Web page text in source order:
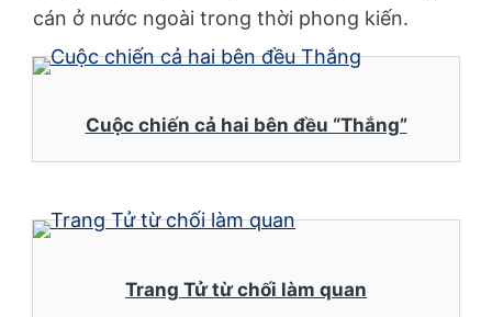
cán ở nước ngoài trong thời phong kiến.
Cuộc chiến cả hai bên đều “Thắng”
Trang Tử từ chối làm quan